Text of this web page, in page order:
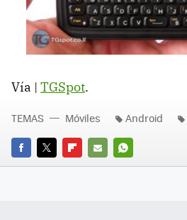
Vía | TGSpot.
FACEBOOK
TWITTERFLIPBOARD
E-
WHATSAPP
TEMAS Móviles Android